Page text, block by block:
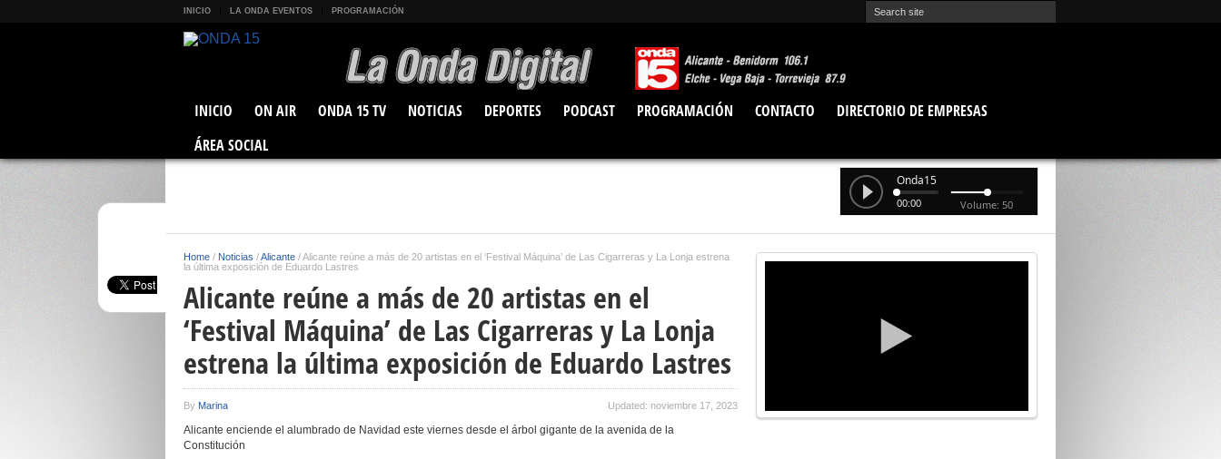
INICIO LA ONDA EVENTOS PROGRAMACIÓN
INICIO ON AIR ONDA 15 TV NOTICIAS DEPORTES PODCAST PROGRAMACIÓN CONTACTO
DIRECTORIO DE EMPRESAS
ÁREA SOCIAL
Onda15
00:00 Volume: 50
Home / Noticias /Alicante /Alicante reúne a más de 20 artistas en el ‘Festival Máquina’ de Las Cigarreras y La Lonja estrena
la última exposición de Eduardo Lastres
Alicante reúne a más de 20 artistas en el
‘Festival Máquina’ de Las Cigarreras y La Lonja
estrena la última exposición de Eduardo Lastres
By Marina Updated: noviembre 17, 2023
Alicante enciende el alumbrado de Navidad este viernes desde el árbol gigante de la avenida de la
Constitución